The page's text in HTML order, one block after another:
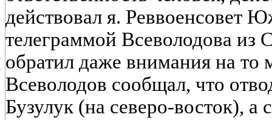
действовал я. Реввоенсовет
телеграммой Всеволодова из
обратил даже внимания на то
Всеволодов сообщал, что
Бузулук (на северо-восток), а